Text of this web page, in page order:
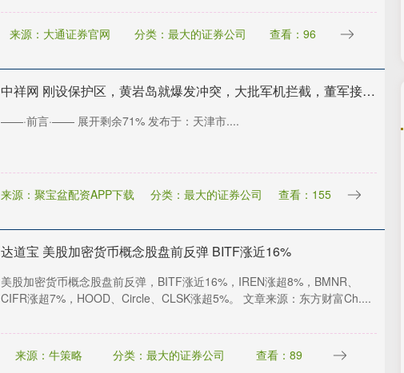
来源：大通证券官网 分类：最大的证券公司 查看：96
中祥网 刚设保护区，黄岩岛就爆发冲突，大批军机拦截，董军接到美方电话
——·前言·—— 展开剩余71% 发布于：天津市....
来源：聚宝盆配资APP下载 分类：最大的证券公司 查看：155
达道宝 美股加密货币概念股盘前反弹 BITF涨近16%
美股加密货币概念股盘前反弹，BITF涨近16%，IREN涨超8%，BMNR、
CIFR涨超7%，HOOD、Circle、CLSK涨超5%。 文章来源：东方财富Ch....
来源：牛策略 分类：最大的证券公司 查看：89